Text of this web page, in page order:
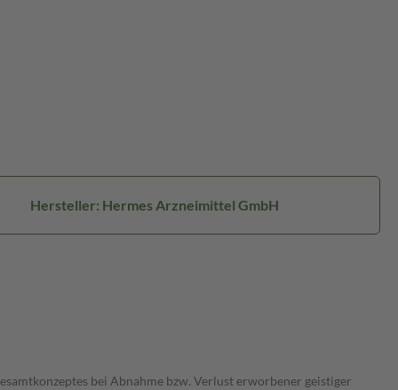
Hersteller: Hermes Arzneimittel GmbH
bei Abnahme bzw. Verlust erworbener geistiger